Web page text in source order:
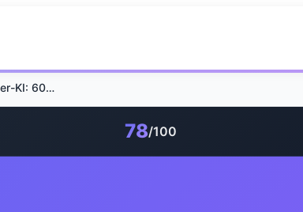
iOS 26 Headless Browser vs. Server-KI: 60 % Kosteneinsparung?
78/100